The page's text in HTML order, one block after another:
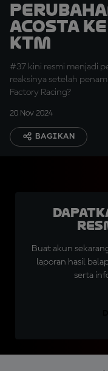
Acosta
KTM
#37 kini resmi menjadi
reaksinya setelah
Factory Racing?
20 Nov 2024
BAGIKAN
Buat akun
laporan hasil
serta